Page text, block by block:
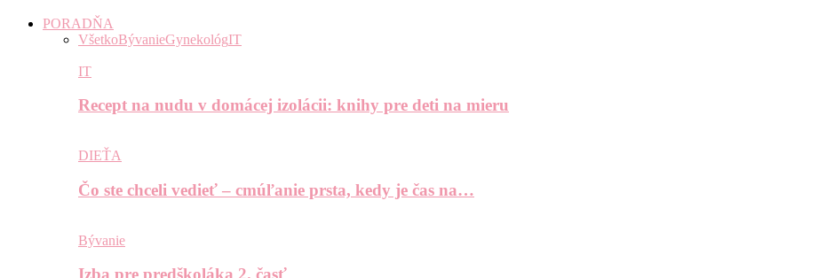
PORADŇA
VšetkoBývanieGynekológIT
IT
Recept na nudu v domácej izolácii: knihy pre deti na mieru
DIEŤA
Čo ste chceli vedieť – cmúľanie prsta, kedy je čas na…
Bývanie